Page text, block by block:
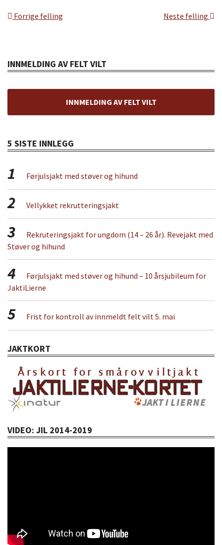
Forrige felling Neste felling
INNMELDING AV FELT VILT
INNMELDING AV FELT VILT
5 SISTE INNLEGG
1 Førjulsjakt med støver og hihund
2 Vellykket rekrutteringsjakt
3
Rekruteringsjakt for ungdom (14 – 26 år). Revejakt med
Støver og hihund
4
Førjulsjakt med støver og hihund – 10 årsjubileum for
JaktiLierne
5 Frist for kontroll av innmeldt felt vilt 5. mai
JAKTKORT
VIDEO: JIL 2014-2019